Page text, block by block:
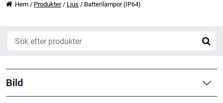
Hem / Produkter/ Ljus / Batterilampor (IP64)
Bild